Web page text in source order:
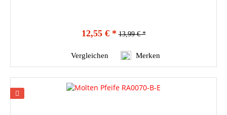
12,55 € * 13,99 € *
Vergleichen Merken